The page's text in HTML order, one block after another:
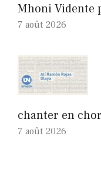
Mhoni Vidente
7 août 2026
chanter en
7 août 2026